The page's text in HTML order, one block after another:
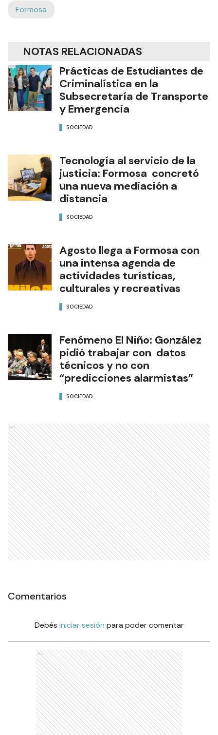
Formosa
NOTAS RELACIONADAS
Prácticas de Estudiantes de
Criminalística en la
Subsecretaría de Transporte
y Emergencia
SOCIEDAD
Tecnología al servicio de la
justicia: Formosa concretó
una nueva mediación a
distancia
SOCIEDAD
Agosto llega a Formosa con
una intensa agenda de
actividades turísticas,
culturales y recreativas
SOCIEDAD
Fenómeno El Niño: González
pidió trabajar con datos
técnicos y no con
“predicciones alarmistas”
SOCIEDAD
Ads
Comentarios
Debés iniciar sesión para poder comentar
Ads